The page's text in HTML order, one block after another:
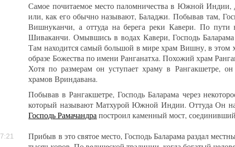
Самое почитаемое место паломничества в Южной Индии,
или, как его обычно называют, Баладжи. Побывав там,
Вишнуканчи, а оттуда на берега реки Кавери. По
Шиваканчи. Омывшись в водах Кавери, Господь Баларама
Там находится самый большой в мире храм Вишну, в этом
образе Божества по имени Ранганатха. Похожий храм
Хотя по размерам он уступает храму в Рангакшетре,
храмов Вриндавана.
Побывав в Рангакшетре, Господь Баларама через
который называют Матхурой Южной Индии. Оттуда Он
Господь Рамачандра построил каменный мост,
Прибыв в это святое место, Господь Баларама раздал